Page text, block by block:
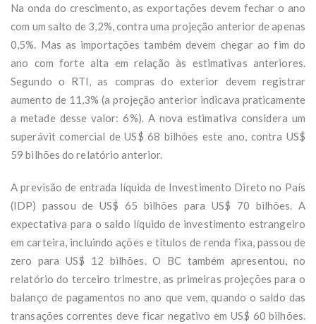
Na onda do crescimento, as exportações devem fechar o ano
com um salto de 3,2%, contra uma projeção anterior de apenas
0,5%. Mas as importações também devem chegar ao fim do
ano com forte alta em relação às estimativas anteriores.
Segundo o RTI, as compras do exterior devem registrar
aumento de 11,3% (a projeção anterior indicava praticamente
a metade desse valor: 6%). A nova estimativa considera um
superávit comercial de US$ 68 bilhões este ano, contra US$
59 bilhões do relatório anterior.
A previsão de entrada líquida de Investimento Direto no País
(IDP) passou de US$ 65 bilhões para US$ 70 bilhões. A
expectativa para o saldo líquido de investimento estrangeiro
em carteira, incluindo ações e títulos de renda fixa, passou de
zero para US$ 12 bilhões. O BC também apresentou, no
relatório do terceiro trimestre, as primeiras projeções para o
balanço de pagamentos no ano que vem, quando o saldo das
transações correntes deve ficar negativo em US$ 60 bilhões.